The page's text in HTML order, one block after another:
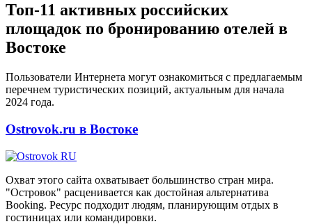
Топ-11 активных российских
площадок по бронированию отелей в
Востоке
Пользователи Интернета могут ознакомиться с предлагаемым
перечнем туристических позиций, актуальным для начала
2024 года.
Ostrovok.ru в Востоке
Охват этого сайта охватывает большинство стран мира.
"Островок" расценивается как достойная альтернатива
Booking. Ресурс подходит людям, планирующим отдых в
гостиницах или командировки.